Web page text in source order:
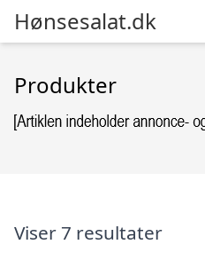
Hønsesalat.dk
Produkter
Viser 7 resultater